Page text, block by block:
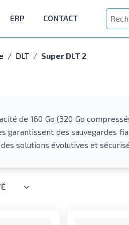
ERP CONTACT
/ DLT / Super DLT 2
de 160 Go (320 Go
garantissent des sauvegardes
solutions évolutives et